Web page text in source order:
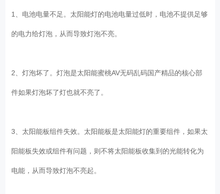
1、电池电量不足。太阳能灯的电池电量过低时，电池不提供足够
的电力给灯泡，从而导致灯泡不亮。
2、灯泡坏了。灯泡是太阳能蜜桃AV无码乱码国产精品的核心部
件如果灯泡坏了灯也就不亮了。
3、太阳能板组件失效。太阳能板是太阳能灯的重要组件，如果太
阳能板失效或组件有问题，则不将太阳能板收集到的光能转化为
电能，从而导致灯泡不亮起。